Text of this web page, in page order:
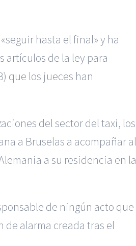
hasta el final» y ha
artículos de la ley para
que los jueces han
del sector del taxi, los
a Bruselas a acompañar al
a su residencia en la
de ningún acto que
de alarma creada tras el